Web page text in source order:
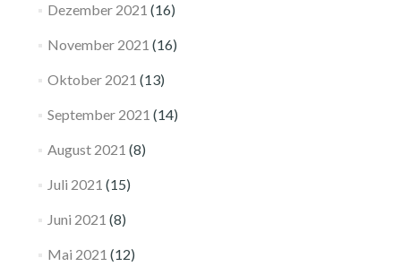
Dezember 2021 (16)
November 2021 (16)
Oktober 2021 (13)
September 2021 (14)
August 2021 (8)
Juli 2021 (15)
Juni 2021 (8)
Mai 2021 (12)